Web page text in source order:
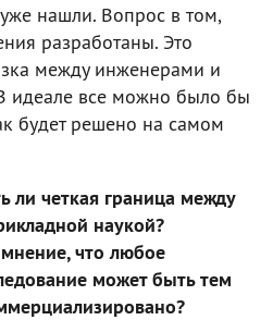
нашли. Вопрос в том,
разработаны. Это
между инженерами и
идеале все можно было бы
будет решено на самом
ли четкая граница между
наукой?
что любое
может быть тем